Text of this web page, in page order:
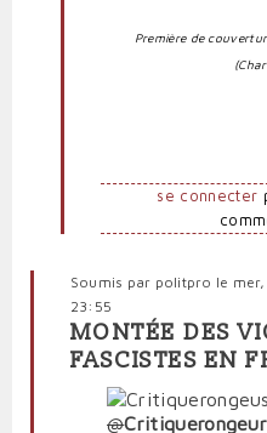
Première de
se connecter
Soumis par politpro le
23:55
MONTÉE DES
FASCISTES EN
@Critiquerongeur